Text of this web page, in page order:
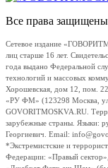
Все права
Сетевое издание
лиц старше 16 лет.
года выдано Федеральной
технологий и массовых
Хорошевская, дом 12, пом.
«РУ ФМ» (123298 Москва,
GOVORITMOSKVA.RU.
зарубежные страны. Языки:
Георгиевич. Email:
*Экстремистские и
Федерации: «Правый